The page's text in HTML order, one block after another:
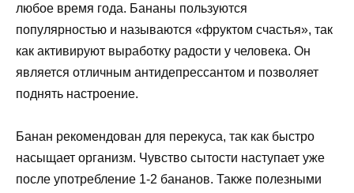
любое время года. Бананы пользуются
популярностью и называются «фруктом счастья», так
как активируют выработку радости у человека. Он
является отличным антидепрессантом и позволяет
поднять настроение.
Банан рекомендован для перекуса, так как быстро
насыщает организм. Чувство сытости наступает уже
после употребление 1-2 бананов. Также полезными